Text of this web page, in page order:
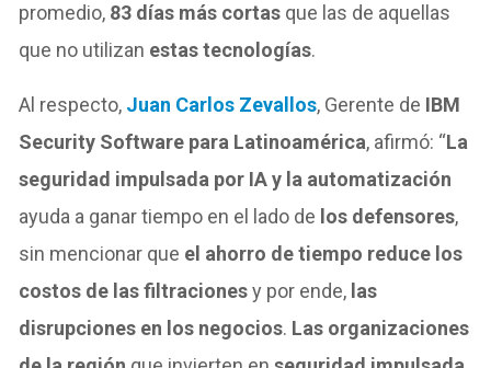
promedio, 83 días más cortas que las de aquellas
que no utilizan estas tecnologías.
Al respecto, Juan Carlos Zevallos, Gerente de IBM
Security Software para Latinoamérica, afirmó: “La
seguridad impulsada por IA y la automatización
ayuda a ganar tiempo en el lado de los defensores,
sin mencionar que el ahorro de tiempo reduce los
costos de las filtracionesy por ende, las
disrupciones en los negocios. Las organizaciones